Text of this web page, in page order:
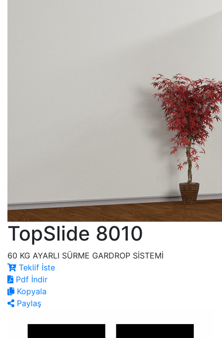
TopSlide 8010
60 KG AYARLI SÜRME GARDROP SİSTEMİ
Teklif İste
Pdf İndir
Kopyala
Paylaş